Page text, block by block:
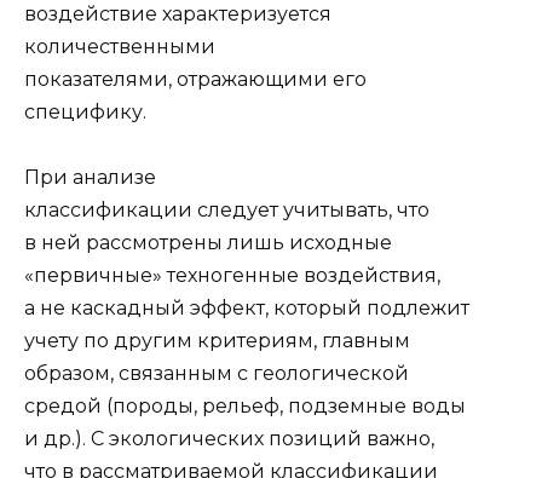
воздействие характеризуется
количественными
показа­телями, отражающими его
специфику.
При анализе
классификации следует учитывать, что
в ней рассмотрены лишь исходные
«первичные» техногенные воздействия,
а не каскадный эффект, который подлежит
учету по другим критериям, главным
образом, связанным с геологиче­ской
средой (породы, рельеф, подземные воды
и др.). С экологических позиций важно,
что в рассматриваемой классификации